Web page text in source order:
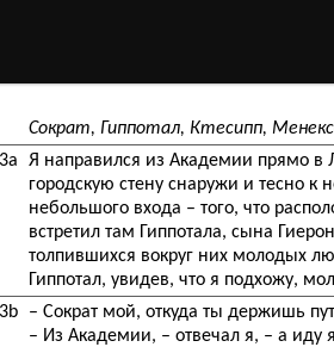
Сократ, Гиппотал, Ктесипп,
Я направился из Академии прямо в
городскую стену снаружи и тесно к
небольшого входа – того, что
встретил там Гиппотала, сына
толпившихся вокруг них молодых
Гиппотал, увидев, что я подхожу,
– Сократ мой, откуда ты держишь
– Из Академии, – отвечал я, – а иду